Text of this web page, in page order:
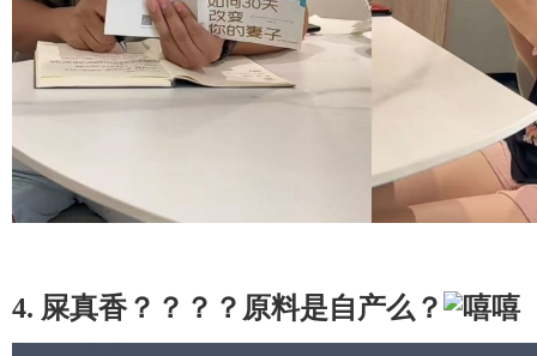
4. 屎真香？？？？原料是自产么？